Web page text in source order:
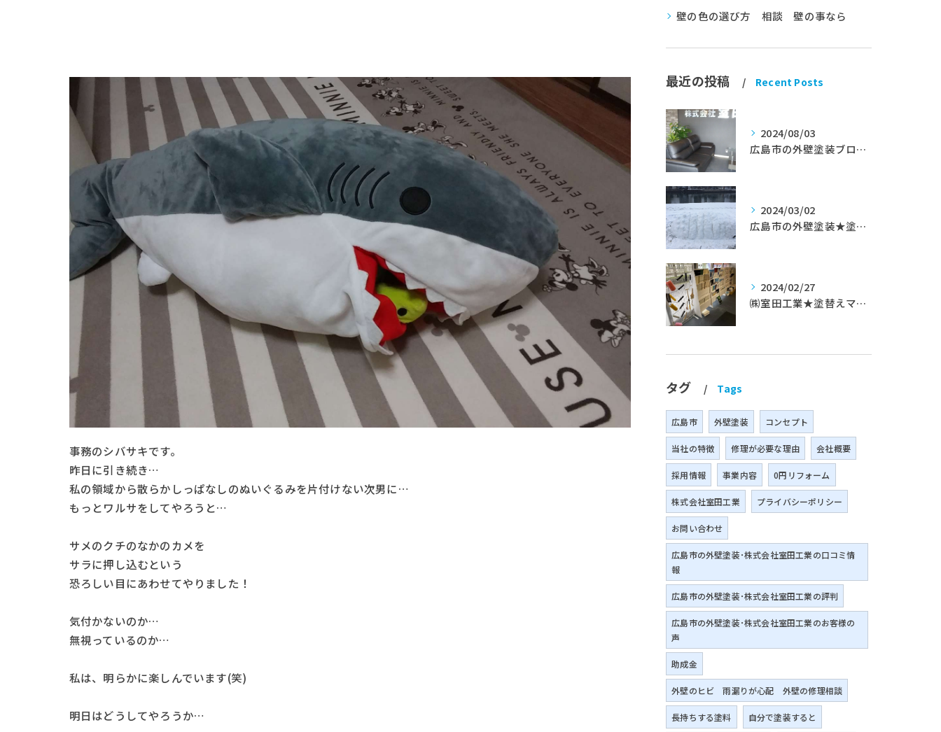
事務のシバサキです。
昨日に引き続き…
私の領域から散らかしっぱなしのぬいぐるみを片付けない次男に…
もっとワルサをしてやろうと…
サメのクチのなかのカメを
サラに押し込むという
恐ろしい目にあわせてやりました！
気付かないのか…
無視っているのか…
私は、明らかに楽しんでいます(笑)
明日はどうしてやろうか…
壁の色の選び方 相談 壁の事なら
最近の投稿 Recent Posts
2024/08/03
広島市の外壁塗装ブログ★室田工業★塗替えマスターズ★外壁リフォーム
2024/03/02
広島市の外壁塗装★塗替えマスターズ★ブログ「初めて家を手入れするのに」
2024/02/27
㈱室田工業★塗替えマスターズ★築35年以上のお宅の施工事例
タグ Tags
広島市 外壁塗装 コンセプト
当社の特徴 修理が必要な理由 会社概要
採用情報 事業内容 0円リフォーム
株式会社室田工業 プライバシーポリシー
お問い合わせ
広島市の外壁塗装･株式会社室田工業の口コミ情
報
広島市の外壁塗装･株式会社室田工業の評判
広島市の外壁塗装･株式会社室田工業のお客様の
声
助成金
外壁のヒビ 雨漏りが心配 外壁の修理相談
長持ちする塗料 自分で塗装すると